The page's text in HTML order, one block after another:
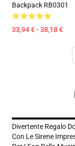
Backpack RB0301
33,94 € - 38,18 €
Divertente Regalo
Con Le Sirene